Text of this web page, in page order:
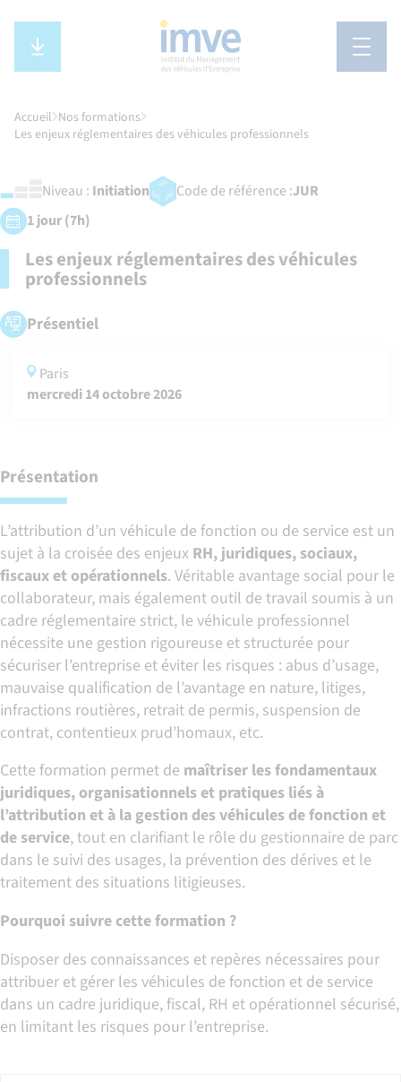
navigation
contenu
principal
TÉLÉCHARGEZ
LE
IMVE
2026
le
Accueil Nos formations
Les enjeux réglementaires des véhicules professionnels
Niveau : Initiation Code de référence :JUR
1 jour (7h)
Les enjeux réglementaires des véhicules
professionnels
Présentiel
Paris
mercredi 14 octobre 2026
Présentation
L’attribution d’un véhicule de fonction ou de service est un
sujet à la croisée des enjeux RH, juridiques, sociaux,
fiscaux et opérationnels. Véritable avantage social pour le
collaborateur, mais également outil de travail soumis à un
cadre réglementaire strict, le véhicule professionnel
nécessite une gestion rigoureuse et structurée pour
sécuriser l’entreprise et éviter les risques : abus d’usage,
mauvaise qualification de l’avantage en nature, litiges,
infractions routières, retrait de permis, suspension de
contrat, contentieux prud’homaux, etc.
Cette formation permet de maîtriser les fondamentaux
juridiques, organisationnels et pratiques liés à
l’attribution et à la gestion des véhicules de fonction et
de service, tout en clarifiant le rôle du gestionnaire de parc
dans le suivi des usages, la prévention des dérives et le
traitement des situations litigieuses.
Pourquoi suivre cette formation ?
Disposer des connaissances et repères nécessaires pour
attribuer et gérer les véhicules de fonction et de service
dans un cadre juridique, fiscal, RH et opérationnel sécurisé,
en limitant les risques pour l’entreprise.